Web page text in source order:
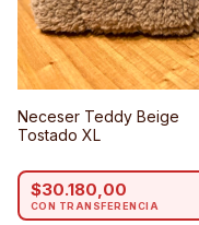
Neceser Teddy Beige
Tostado XL
$30.180,00